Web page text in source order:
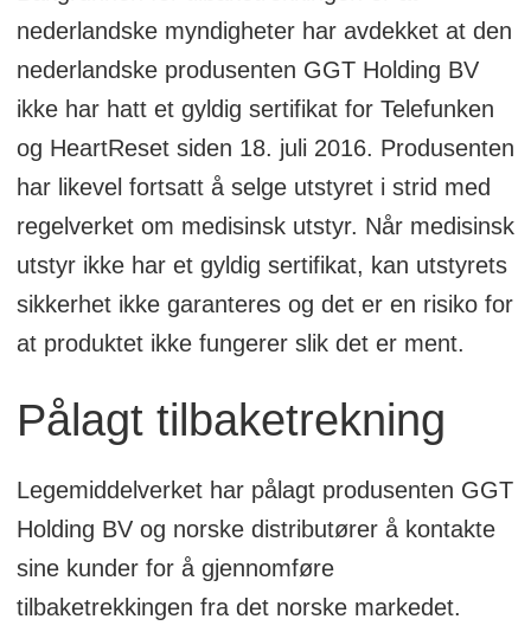
nederlandske myndigheter har avdekket at den
nederlandske produsenten GGT Holding BV
ikke har hatt et gyldig sertifikat for Telefunken
og HeartReset siden 18. juli 2016. Produsenten
har likevel fortsatt å selge utstyret i strid med
regelverket om medisinsk utstyr. Når medisinsk
utstyr ikke har et gyldig sertifikat, kan utstyrets
sikkerhet ikke garanteres og det er en risiko for
at produktet ikke fungerer slik det er ment.
Pålagt tilbaketrekning
Legemiddelverket har pålagt produsenten GGT
Holding BV og norske distributører å kontakte
sine kunder for å gjennomføre
tilbaketrekkingen fra det norske markedet.